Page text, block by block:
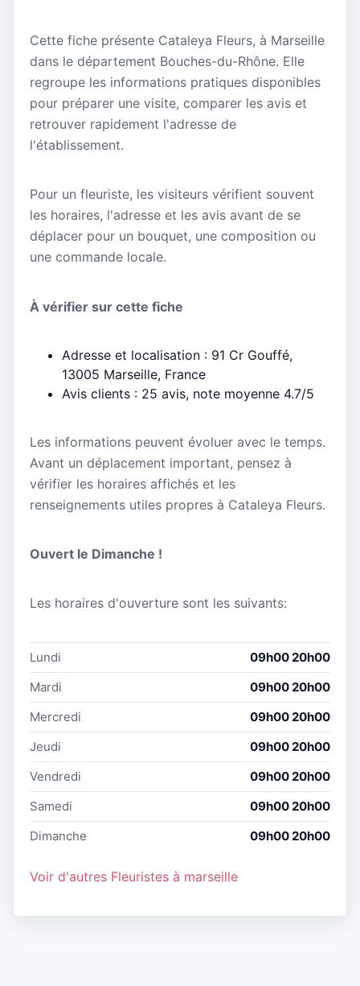
Cette fiche présente Cataleya Fleurs, à Marseille
dans le département Bouches-du-Rhône. Elle
regroupe les informations pratiques disponibles
pour préparer une visite, comparer les avis et
retrouver rapidement l'adresse de
l'établissement.
Pour un fleuriste, les visiteurs vérifient souvent
les horaires, l'adresse et les avis avant de se
déplacer pour un bouquet, une composition ou
une commande locale.
À vérifier sur cette fiche
Adresse et localisation : 91 Cr Gouffé,
13005 Marseille, France
Avis clients : 25 avis, note moyenne 4.7/5
Les informations peuvent évoluer avec le temps.
Avant un déplacement important, pensez à
vérifier les horaires affichés et les
renseignements utiles propres à Cataleya Fleurs.
Ouvert le Dimanche !
Les horaires d'ouverture sont les suivants:
Lundi
09h00 20h00
Mardi
09h00 20h00
Mercredi
09h00 20h00
Jeudi
09h00 20h00
Vendredi
09h00 20h00
Samedi
09h00 20h00
Dimanche
09h00 20h00
Voir d'autres Fleuristes à marseille